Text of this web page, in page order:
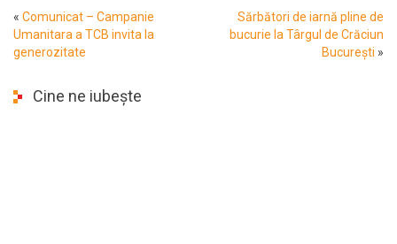
« Comunicat – Campanie
Umanitara a TCB invita la
generozitate
Sărbători de iarnă pline de
bucurie la Târgul de Crăciun
București »
Cine ne iubește